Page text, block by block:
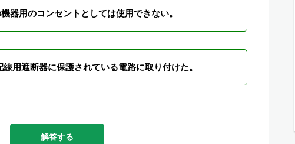
器用のコンセントとしては使用できない。
用遮断器に保護されている電路に取り付けた。
解答する